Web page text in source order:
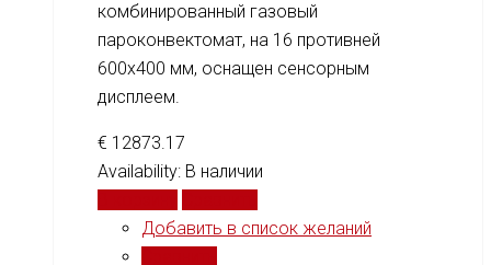
комбинированный газовый
пароконвектомат, на 16 противней
600x400 мм, оснащен сенсорным
дисплеем.
€ 12873.17
Availability: В наличии
Добавить в список желаний